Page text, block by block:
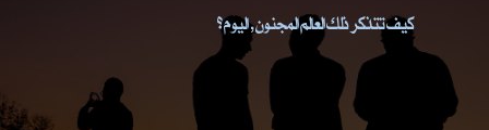
كيف تتذكر ذلك العالم المجنون , اليوم ؟